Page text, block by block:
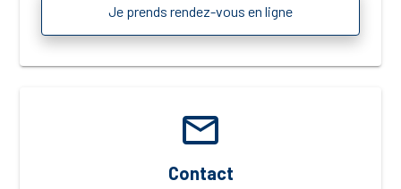
Je prends rendez-vous en ligne
email
Contact